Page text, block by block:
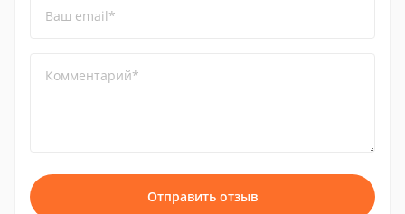
Ваш email*
Комментарий*
Отправить отзыв